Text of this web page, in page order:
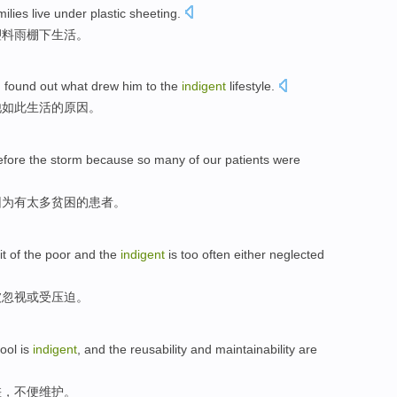
live under plastic sheeting
雨棚下生活。
found out what drew him to the indigent lifestyle.
如此生活的原因。
the storm because so many of our patients were
有太多贫困的患者。
of the poor and the indigent is too often either neglected
视或受压迫 。
is indigent , and the reusability and maintainability are
， 不便维护。